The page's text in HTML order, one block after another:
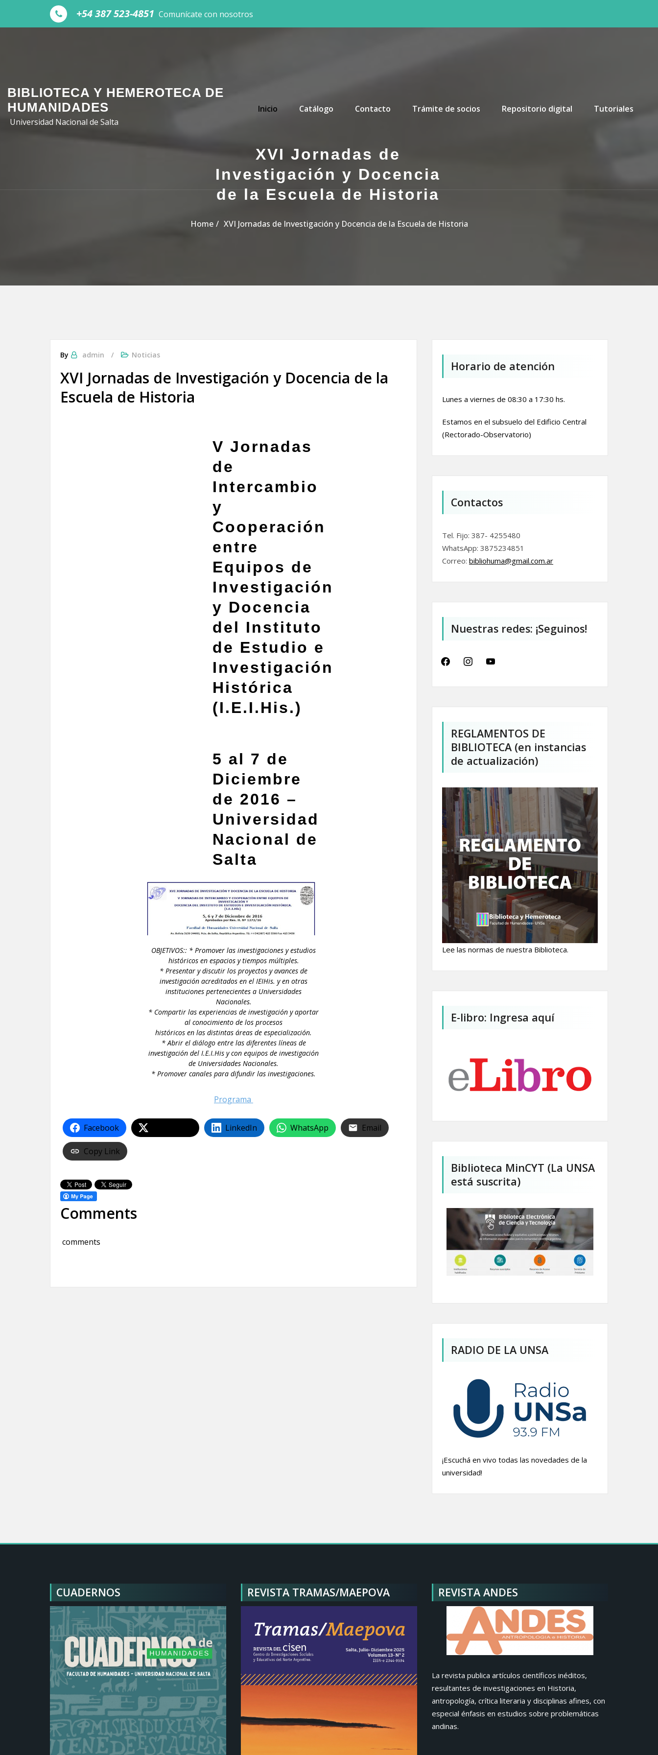
Skip to the content
+54 387 523-4851 Comunícate con nosotros
BIBLIOTECA Y HEMEROTECA DE
HUMANIDADES
Universidad Nacional de Salta
Inicio
Catálogo Contacto Trámite de socios Repositorio digital Tutoriales
XVI Jornadas de
Investigación y Docencia
de la Escuela de Historia
Home XVI Jornadas de Investigación y Docencia de la Escuela de Historia
By admin Noticias
XVI Jornadas de Investigación y Docencia de la
Escuela de Historia
V Jornadas
de
Intercambio
y
Cooperación
entre
Equipos de
Investigación
y Docencia
del Instituto
de Estudio e
Investigación
Histórica
(I.E.I.His.)
5 al 7 de
Diciembre
de 2016 –
Universidad
Nacional de
Salta
OBJETIVOS:: * Promover las investigaciones y estudios
históricos en espacios y tiempos múltiples.
* Presentar y discutir los proyectos y avances de
investigación acreditados en el IEIHis. y en otras
instituciones pertenecientes a Universidades
Nacionales.
* Compartir las experiencias de investigación y aportar
al conocimiento de los procesos
históricos en las distintas áreas de especialización.
* Abrir el diálogo entre las diferentes líneas de
investigación del I.E.I.His y con equipos de investigación
de Universidades Nacionales.
* Promover canales para difundir las investigaciones.
Programa
Facebook LinkedIn WhatsApp Email
Copy Link
Comments
comments
Horario de atención
Lunes a viernes de 08:30 a 17:30 hs.
Estamos en el subsuelo del Edificio Central
(Rectorado-Observatorio)
Contactos
Tel. Fijo: 387- 4255480
WhatsApp: 3875234851
Correo: bibliohuma@gmail.com.ar
Nuestras redes: ¡Seguinos!
facebookinstagramyoutube
REGLAMENTOS DE
BIBLIOTECA (en instancias
de actualización)
Lee las normas de nuestra Biblioteca.
E-libro: Ingresa aquí
Biblioteca MinCYT (La UNSA
está suscrita)
RADIO DE LA UNSA
¡Escuchá en vivo todas las novedades de la
universidad!
CUADERNOS REVISTA TRAMAS/MAEPOVA REVISTA ANDES
La revista publica artículos científicos inéditos,
resultantes de investigaciones en Historia,
antropología, crítica literaria y disciplinas afines, con
especial énfasis en estudios sobre problemáticas
andinas.